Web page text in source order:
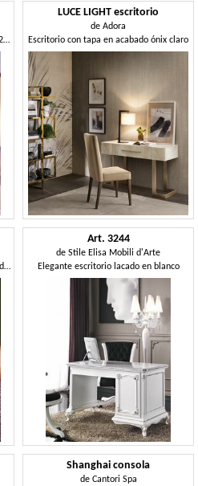
Escritorio de lujo, madera tallada, con 2 cajones
LUCE LIGHT escritorio
de Adora
Escritorio con tapa en acabado ónix claro
Escritorios de lujo, de madera maciza, decoradas a mano
Art. 3244
de Stile Elisa Mobili d'Arte
Elegante escritorio lacado en blanco
Shanghai consola
de Cantori Spa